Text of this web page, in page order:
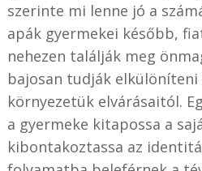
szerinte mi lenne jó a
apák gyermekei később,
nehezen találják meg
bajosan tudják elkülöníteni
környezetük elvárásaitól.
a gyermeke kitapossa a
kibontakoztassa az